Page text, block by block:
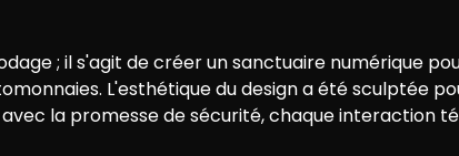
; il s'agit de créer un sanctuaire numérique
L'esthétique du design a été sculptée
la promesse de sécurité, chaque interaction